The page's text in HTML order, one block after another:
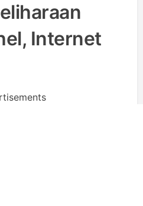
Internet